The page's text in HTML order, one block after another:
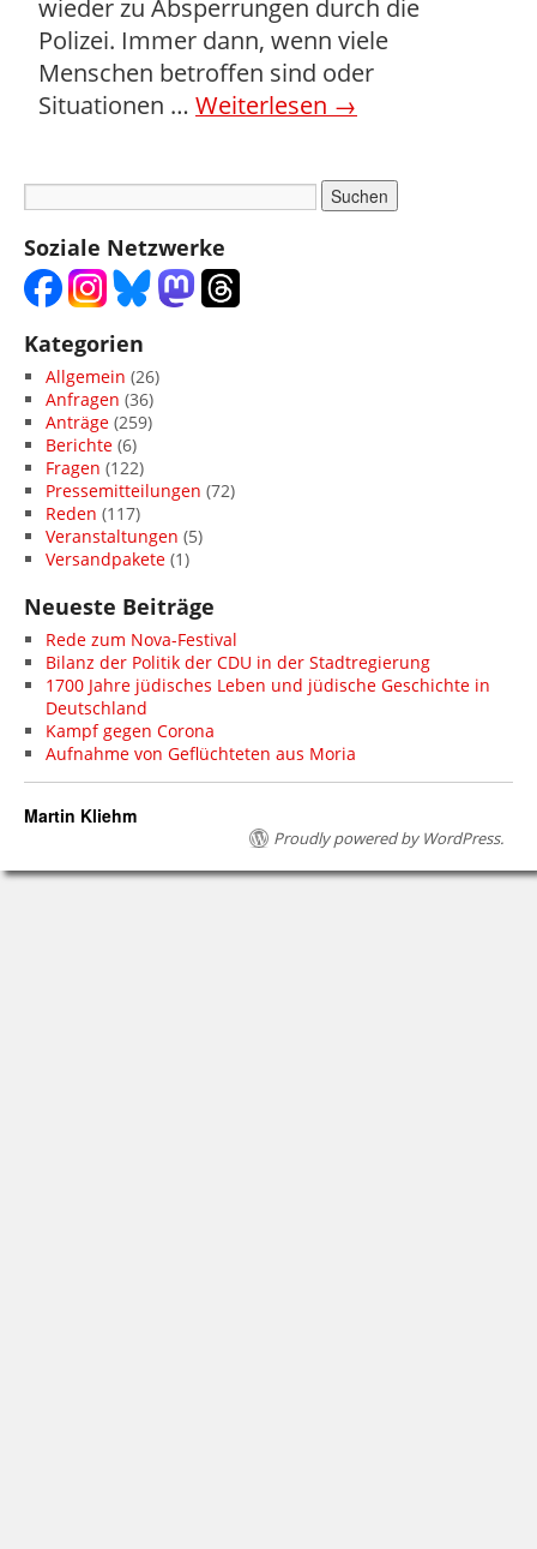
wieder zu Absperrungen durch die
Polizei. Immer dann, wenn viele
Menschen betroffen sind oder
Situationen … Weiterlesen →
Soziale Netzwerke
Kategorien
Allgemein (26)
Anfragen (36)
Anträge (259)
Berichte (6)
Fragen (122)
Pressemitteilungen (72)
Reden (117)
Veranstaltungen (5)
Versandpakete (1)
Neueste Beiträge
Rede zum Nova-Festival
Bilanz der Politik der CDU in der Stadtregierung
1700 Jahre jüdisches Leben und jüdische Geschichte in
Deutschland
Kampf gegen Corona
Aufnahme von Geflüchteten aus Moria
Martin Kliehm
Proudly powered by WordPress.